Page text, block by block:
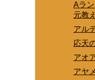
Aラ
元教
アル
応天
アオ
アヤ